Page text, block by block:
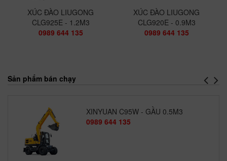
XINYUAN C95W - GẦU 0.5M3
0989 644 135
XÚC ĐÀO LIUGONG
CLG925E - 1.2M3
0989 644 135
XÚC ĐÀO LIUGONG
CLG920E - 0.9M3
0989 644 135
Sản phẩm bán chạy
XINYUAN C95W - GẦU 0.5M3
0989 644 135